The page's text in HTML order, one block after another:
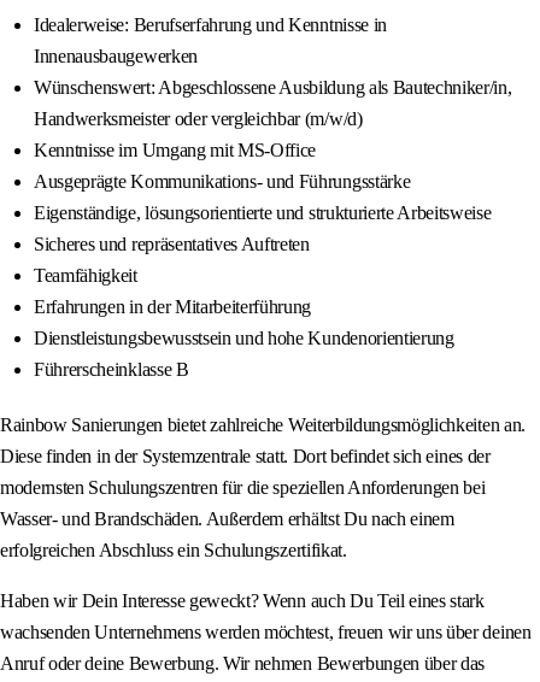
Idealerweise: Berufserfahrung und Kenntnisse in
Innenausbaugewerken
Wünschenswert: Abgeschlossene Ausbildung als Bautechniker/in,
Handwerksmeister oder vergleichbar (m/w/d)
Kenntnisse im Umgang mit MS-Office
Ausgeprägte Kommunikations- und Führungsstärke
Eigenständige, lösungsorientierte und strukturierte Arbeitsweise
Sicheres und repräsentatives Auftreten
Teamfähigkeit
Erfahrungen in der Mitarbeiterführung
Dienstleistungsbewusstsein und hohe Kundenorientierung
Führerscheinklasse B
Rainbow Sanierungen bietet zahlreiche Weiterbildungsmöglichkeiten an.
Diese finden in der Systemzentrale statt. Dort befindet sich eines der
modernsten Schulungszentren für die speziellen Anforderungen bei
Wasser- und Brandschäden. Außerdem erhältst Du nach einem
erfolgreichen Abschluss ein Schulungszertifikat.
Haben wir Dein Interesse geweckt? Wenn auch Du Teil eines stark
wachsenden Unternehmens werden möchtest, freuen wir uns über deinen
Anruf oder deine Bewerbung. Wir nehmen Bewerbungen über das